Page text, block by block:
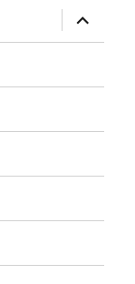
expand
child
menu